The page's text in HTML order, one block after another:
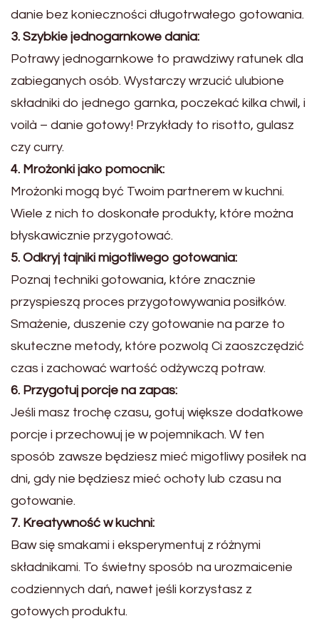
danie bez konieczności długotrwałego gotowania.
3. Szybkie jednogarnkowe dania:
Potrawy jednogarnkowe to prawdziwy ratunek dla
zabieganych osób. Wystarczy wrzucić ulubione
składniki do jednego garnka, poczekać kilka chwil, i
voilà – danie gotowy! Przykłady to risotto, gulasz
czy curry.
4. Mrożonki jako pomocnik:
Mrożonki mogą być Twoim partnerem w kuchni.
Wiele z nich to doskonałe produkty, które można
błyskawicznie przygotować.
5. Odkryj tajniki migotliwego gotowania:
Poznaj techniki gotowania, które znacznie
przyspieszą proces przygotowywania posiłków.
Smażenie, duszenie czy gotowanie na parze to
skuteczne metody, które pozwolą Ci zaoszczędzić
czas i zachować wartość odżywczą potraw.
6. Przygotuj porcje na zapas:
Jeśli masz trochę czasu, gotuj większe dodatkowe
porcje i przechowuj je w pojemnikach. W ten
sposób zawsze będziesz mieć migotliwy posiłek na
dni, gdy nie będziesz mieć ochoty lub czasu na
gotowanie.
7. Kreatywność w kuchni:
Baw się smakami i eksperymentuj z różnymi
składnikami. To świetny sposób na urozmaicenie
codziennych dań, nawet jeśli korzystasz z
gotowych produktu.